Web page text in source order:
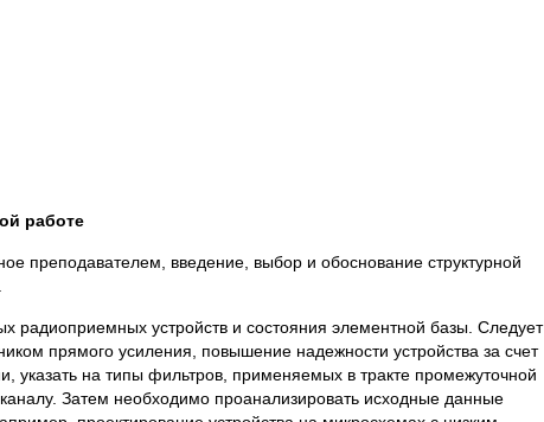
работе
преподавателем, введение, выбор и обоснование структурной
радиоприемных устройств и состояния элементной базы. Следует
прямого усиления, повышение надежности устройства за счет
указать на типы фильтров, применяемых в тракте промежуточной
Затем необходимо проанализировать исходные данные